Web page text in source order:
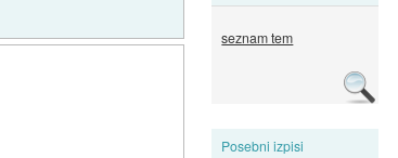
seznam tem
Posebni izpisi